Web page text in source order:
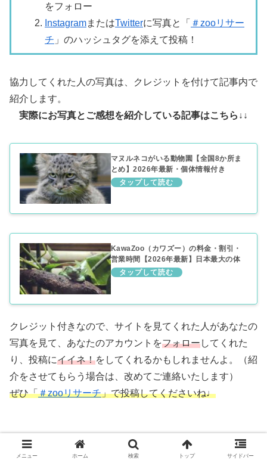
をフォロー
InstagramまたはTwitterに写真と「 ＃zooリサー
チ 」のハッシュタグを添えて投稿！
協力してくれた人の写真は、クレジットを付けて記事内で
紹介します。
実際にお写真とご感想を紹介している記事はこちら↓↓
マヌルネコがいる動物園【全国8か所ま
とめ】2026年最新・個体情報付き
KawaZoo（カワズー）の料金・割引・
営業時間【2026年最新】日本最大の体
感型カエル館
クレジット付きなので、サイトを見てくれた人があなたの
写真を見て、あなたのアカウントをフォローしてくれた
り、投稿にイイネ！をしてくれるかもしれませんよ。（紹
介をさせてもらう場合は、改めてご連絡いたします）
ぜひ「＃zooリサーチ」で投稿してくださいね♩
メニュー ホーム 検索 トップ サイドバー